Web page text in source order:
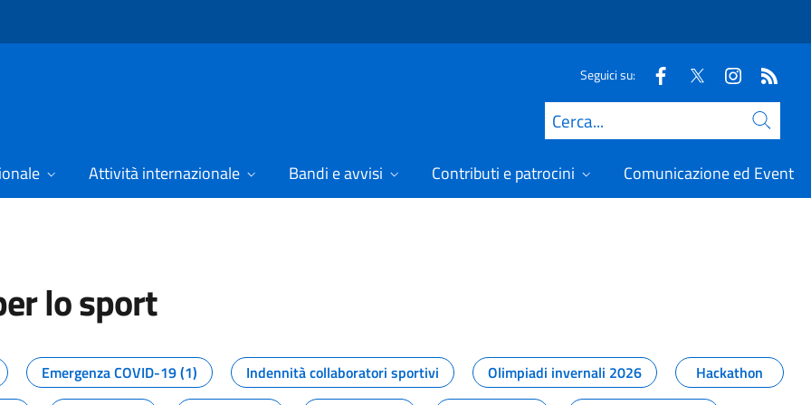
Seguici su:
Cerca
Attività internazionale Bandi e avvisi Contributi e patrocini Comunicazione ed Eventi
lo sport
dal Dipartimento per lo sport
Emergenza COVID-19 (1) Indennità collaboratori sportivi Olimpiadi invernali 2026
Hackathon